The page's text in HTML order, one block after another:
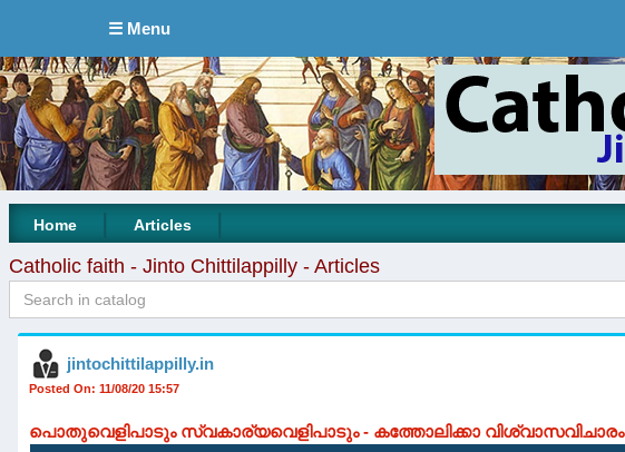
☰ Menu
Home Articles
Catholic faith - Jinto Chittilappilly - Articles
jintochittilappilly.in
Posted On: 11/08/20 15:57
പൊതുവെളിപാടും സ്വകാര്യവെളിപാടും - കത്തോലിക്കാ വിശ്വാസവിചാരം